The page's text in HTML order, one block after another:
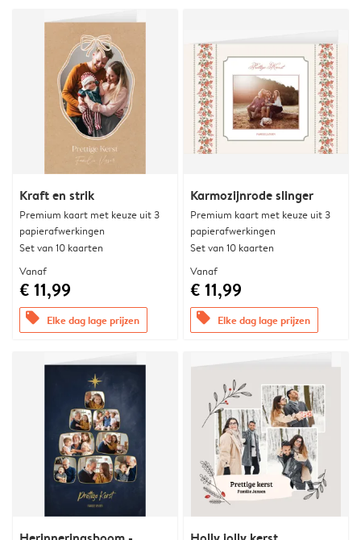
Kraft en strik
Premium kaart met keuze uit 3
papierafwerkingen
Set van 10 kaarten
Vanaf
€ 11,99
offers Elke dag lage prijzen
Karmozijnrode slinger
Premium kaart met keuze uit 3
papierafwerkingen
Set van 10 kaarten
Vanaf
€ 11,99
offers Elke dag lage prijzen